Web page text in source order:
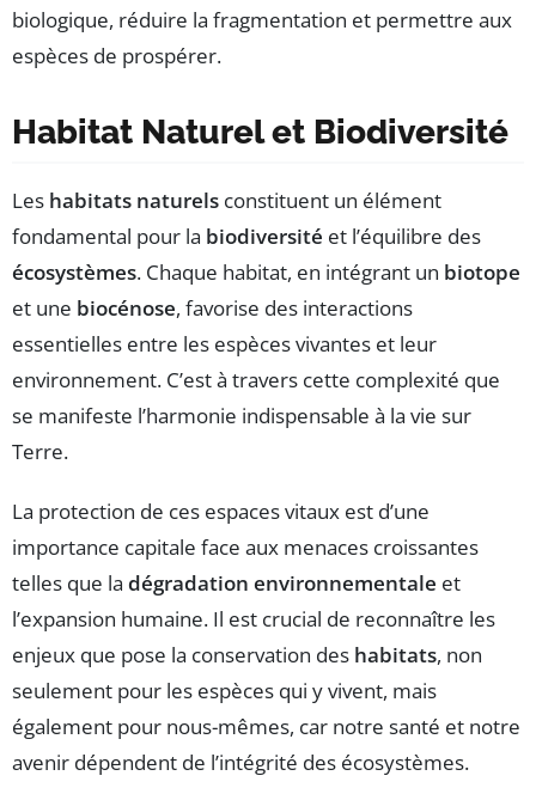
biologique, réduire la fragmentation et permettre aux
espèces de prospérer.
Habitat Naturel et Biodiversité
Les habitats naturels constituent un élément
fondamental pour la biodiversité et l’équilibre des
écosystèmes. Chaque habitat, en intégrant un biotope
et une biocénose, favorise des interactions
essentielles entre les espèces vivantes et leur
environnement. C’est à travers cette complexité que
se manifeste l’harmonie indispensable à la vie sur
Terre.
La protection de ces espaces vitaux est d’une
importance capitale face aux menaces croissantes
telles que la dégradation environnementale et
l’expansion humaine. Il est crucial de reconnaître les
enjeux que pose la conservation des habitats, non
seulement pour les espèces qui y vivent, mais
également pour nous-mêmes, car notre santé et notre
avenir dépendent de l’intégrité des écosystèmes.